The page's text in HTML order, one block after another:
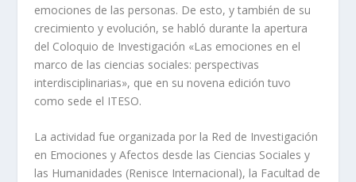
emociones de las personas. De esto, y también de su
crecimiento y evolución, se habló durante la apertura
del Coloquio de Investigación «Las emociones en el
marco de las ciencias sociales: perspectivas
interdisciplinarias», que en su novena edición tuvo
como sede el ITESO.
La actividad fue organizada por la Red de Investigación
en Emociones y Afectos desde las Ciencias Sociales y
las Humanidades (Renisce Internacional), la Facultad de